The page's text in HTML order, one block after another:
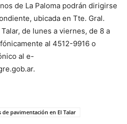
de La Paloma podrán dirigirse
ubicada en Tte. Gral.
de lunes a viernes, de 8 a
al 4512-9916 o
al e-
de pavimentación en El Talar